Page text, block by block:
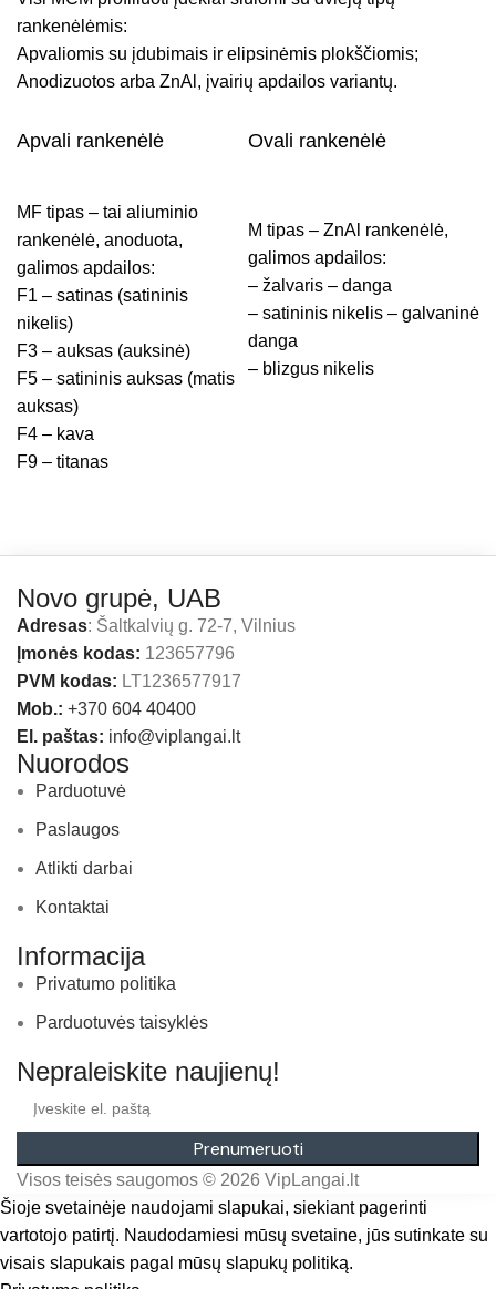
rankenėlėmis:
Apvaliomis su įdubimais ir elipsinėmis plokščiomis;
Anodizuotos arba ZnAl, įvairių apdailos variantų.
Apvali rankenėlė
MF tipas – tai aliuminio
rankenėlė, anoduota,
galimos apdailos:
F1 – satinas (satininis
nikelis)
F3 – auksas (auksinė)
F5 – satininis auksas (matis
auksas)
F4 – kava
F9 – titanas
Ovali rankenėlė
M tipas – ZnAl rankenėlė,
galimos apdailos:
– žalvaris – danga
– satininis nikelis – galvaninė
danga
– blizgus nikelis
Novo grupė, UAB
Adresas: Šaltkalvių g. 72-7, Vilnius
Įmonės kodas: 123657796
PVM kodas: LT1236577917
Mob.: +370 604 40400
El. paštas: info@viplangai.lt
Nuorodos
Parduotuvė
Paslaugos
Atlikti darbai
Kontaktai
Informacija
Privatumo politika
Parduotuvės taisyklės
Nepraleiskite naujienų!
Prenumeruoti
Visos teisės saugomos © 2026 VipLangai.lt
Šioje svetainėje naudojami slapukai, siekiant pagerinti
vartotojo patirtį. Naudodamiesi mūsų svetaine, jūs sutinkate su
visais slapukais pagal mūsų slapukų politiką.